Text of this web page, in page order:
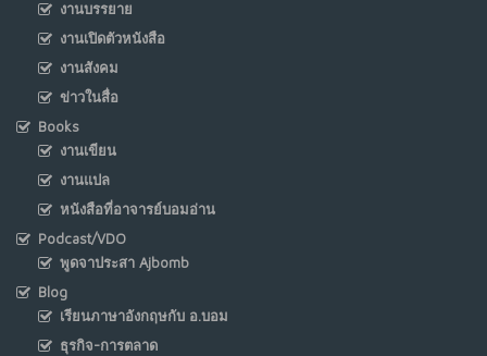
งานบรรยาย
งานเปิดตัวหนังสือ
งานสังคม
ข่าวในสื่อ
Books
งานเขียน
งานแปล
หนังสือที่อาจารย์บอมอ่าน
Podcast/VDO
พูดจาประสา Ajbomb
Blog
เรียนภาษาอังกฤษกับ อ.บอม
ธุรกิจ-การตลาด